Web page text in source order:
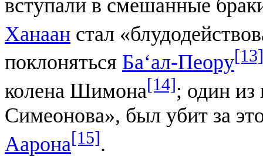
вступали в смешанные
Ханаан стал
поклоняться Ба‘ал-Пеору[13]
колена Шимона[14]; один из
Симеонова», был убит за
Аарона[15].